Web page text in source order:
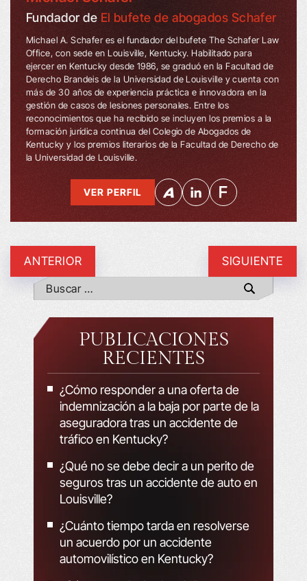
Fundador de El bufete de abogados Schafer
Michael A. Schafer es el fundador del bufete The Schafer Law
Office, con sede en Louisville, Kentucky. Habilitado para
ejercer en Kentucky desde 1986, se graduó en la Facultad de
Derecho Brandeis de la Universidad de Louisville y cuenta con
más de 30 años de experiencia práctica e innovadora en la
gestión de casos de lesiones personales. Entre los
reconocimientos que ha recibido se incluyen los premios a la
formación jurídica continua del Colegio de Abogados de
Kentucky y los premios literarios de la Facultad de Derecho de
la Universidad de Louisville.
VER PERFIL
ANTERIOR SIGUIENTE
PUBLICACIONES
RECIENTES
¿Cómo responder a una oferta de
indemnización a la baja por parte de la
aseguradora tras un accidente de
tráfico en Kentucky?
¿Qué no se debe decir a un perito de
seguros tras un accidente de auto en
Louisville?
¿Cuánto tiempo tarda en resolverse
un acuerdo por un accidente
automovilístico en Kentucky?